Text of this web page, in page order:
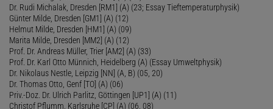
Dr. Rudi Michalak, Dresden [RM1] (A) (23; Essay Tieftemperaturphysik)
Günter Milde, Dresden [GM1] (A) (12)
Helmut Milde, Dresden [HM1] (A) (09)
Marita Milde, Dresden [MM2] (A) (12)
Prof. Dr. Andreas Müller, Trier [AM2] (A) (33)
Prof. Dr. Karl Otto Münnich, Heidelberg (A) (Essay Umweltphysik)
Dr. Nikolaus Nestle, Leipzig [NN] (A, B) (05, 20)
Dr. Thomas Otto, Genf [TO] (A) (06)
Priv.-Doz. Dr. Ulrich Parlitz, Göttingen [UP1] (A) (11)
Christof Pflumm, Karlsruhe [CP] (A) (06, 08)